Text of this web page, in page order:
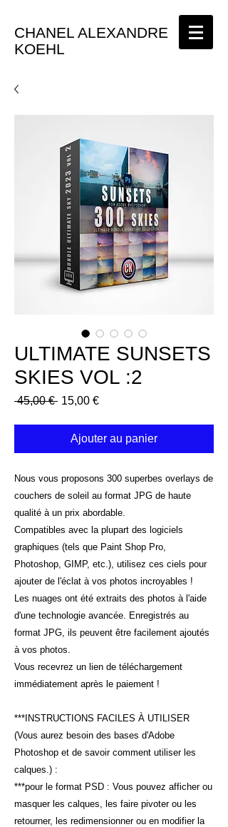
CHANEL ALEXANDRE
KOEHL
ULTIMATE SUNSETS
SKIES VOL :2
45,00 € Prix
15,00 €Prix
Ajouter au panier
Nous vous proposons 300 superbes overlays de
couchers de soleil au format JPG de haute
qualité à un prix abordable.
Compatibles avec la plupart des logiciels
graphiques (tels que Paint Shop Pro,
Photoshop, GIMP, etc.), utilisez ces ciels pour
ajouter de l'éclat à vos photos incroyables !
Les nuages ont été extraits des photos à l'aide
d'une technologie avancée. Enregistrés au
format JPG, ils peuvent être facilement ajoutés
à vos photos.
Vous recevrez un lien de téléchargement
immédiatement après le paiement !
***INSTRUCTIONS FACILES À UTILISER
(Vous aurez besoin des bases d'Adobe
Photoshop et de savoir comment utiliser les
calques.) :
***pour le format PSD : Vous pouvez afficher ou
masquer les calques, les faire pivoter ou les
retourner, les redimensionner ou en modifier la